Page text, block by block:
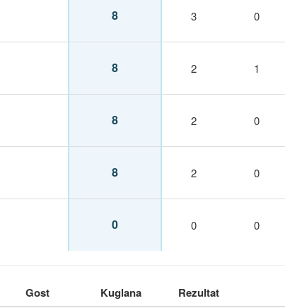
8 3 0
8 2 1
8 2 0
8 2 0
0 0 0
Gost Kuglana Rezultat